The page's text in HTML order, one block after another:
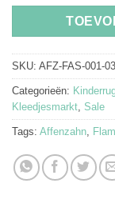
SKU: AFZ-FAS-001-
Categorieën:
Kleedjesmarkt Sale
Tags: Affenzahn